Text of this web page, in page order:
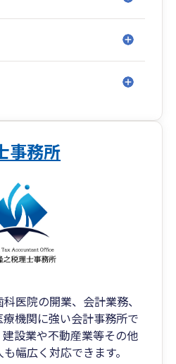
り、いかに自身の強みをお
てお伝えできるかを考え
はバックオフィス（事
業のビジネスは簡単には
業の効率的なバックオフ
に再現することができま
ビジネスをとても楽しそ
ゃいます。一方、事務作
せない税務の提供ととも
善を通して経営者様の楽
事務所
医院の開業、会計業務、
機関に強い会計事務所で
設業や不動産業等その他
幅広く対応できます。